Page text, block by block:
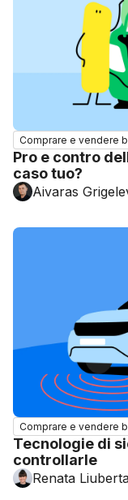
Comprare e vendere
Pro e contro
caso tuo?
Aivaras
Comprare e vendere
Tecnologie di
controllarle
Renata